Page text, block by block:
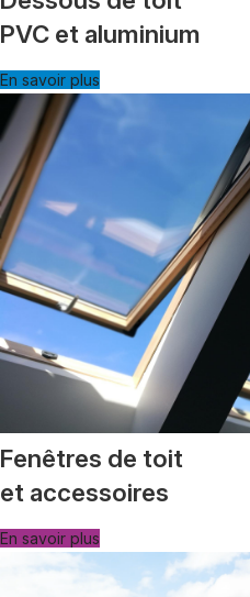
PVC et aluminium
En savoir plus
Fenêtres de toit
et accessoires
En savoir plus